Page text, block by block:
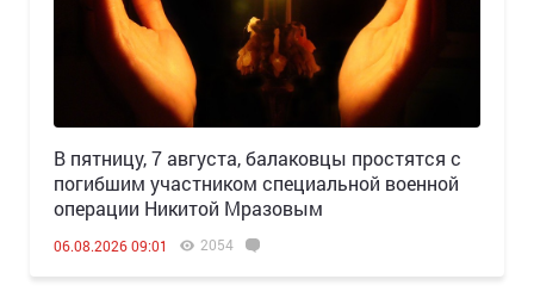
В пятницу, 7 августа, балаковцы простятся с
погибшим участником специальной военной
операции Никитой Мразовым
06.08.2026 09:01 2054